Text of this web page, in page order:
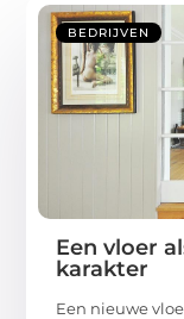
BEDRIJVEN
Een vloer
karakter
Een nieuwe